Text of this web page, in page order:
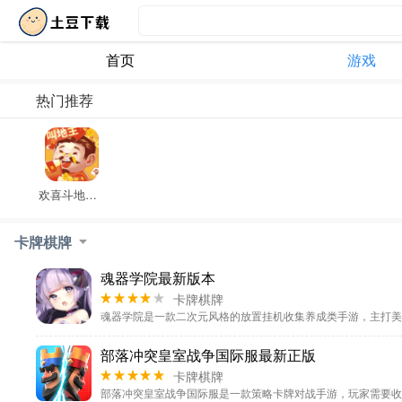
首页
游戏
热门推荐
欢喜斗地主官方正版
卡牌棋牌
休闲益智
角色扮演
动作射击
体育竞技
魂器学院最新版本
卡牌棋牌
部落冲突皇室战争国际服最新正版
卡牌棋牌